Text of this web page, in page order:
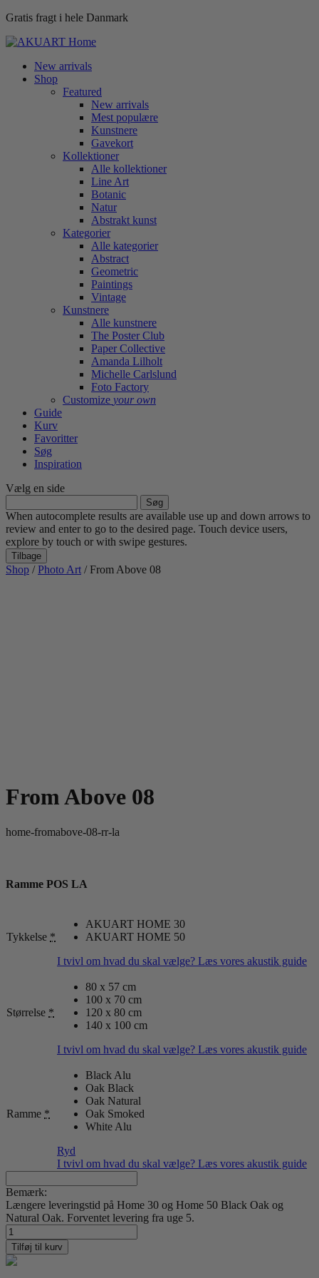
Gratis fragt i hele Danmark
New arrivals
Shop
Featured
New arrivals
Mest populære
Kunstnere
Gavekort
Kollektioner
Alle kollektioner
Line Art
Botanic
Natur
Abstrakt kunst
Kategorier
Alle kategorier
Abstract
Geometric
Paintings
Vintage
Kunstnere
Alle kunstnere
The Poster Club
Paper Collective
Amanda Lilholt
Michelle Carlslund
Foto Factory
Customize your own
Guide
Kurv
Favoritter
Søg
Inspiration
Vælg en side
efter:
When autocomplete results are available use up and down arrows to
review and enter to go to the desired page. Touch device users,
explore by touch or with swipe gestures.
Tilbage
Shop /Photo Art / From Above 08
From Above 08
home-fromabove-08-rr-la
Ramme POS LA
Tykkelse *
AKUART HOME 30
AKUART HOME 50
I tvivl om hvad du skal vælge? Læs vores akustik guide
Størrelse *
80 x 57 cm
100 x 70 cm
120 x 80 cm
140 x 100 cm
I tvivl om hvad du skal vælge? Læs vores akustik guide
Ramme *
Black Alu
Oak Black
Oak Natural
Oak Smoked
White Alu
Ryd
I tvivl om hvad du skal vælge? Læs vores akustik guide
Bemærk:
Længere leveringstid på Home 30 og Home 50 Black Oak og
Natural Oak. Forventet levering fra uge 5.
From
Above
08
antal
Tilføj til kurv